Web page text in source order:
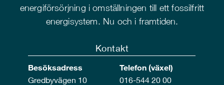
energiförsörjning i omställningen till ett fossilfritt
energisystem. Nu och i framtiden.
Kontakt
Besöksadress
Gredbyvägen 10
Telefon (växel)
016-544 20 00